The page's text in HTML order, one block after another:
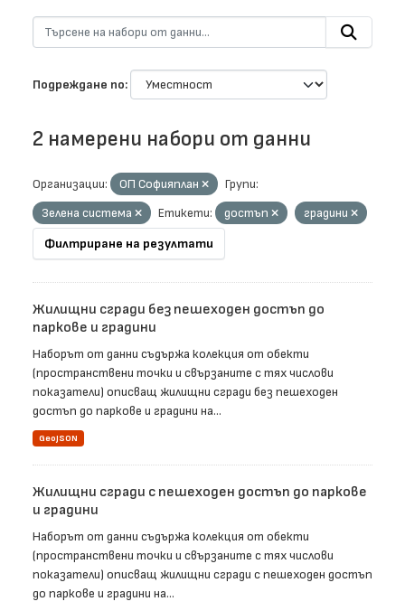
Подреждане по
2 намерени набори от данни
Организации: ОП Софияплан
Групи:
Зелена система
Етикети: достъп
градини
Филтриране на резултати
Жилищни сгради без пешеходен достъп до
паркове и градини
Наборът от данни съдържа колекция от обекти
(пространствени точки и свързаните с тях числови
показатели) описващ жилищни сгради без пешеходен
достъп до паркове и градини на...
GeoJSON
Жилищни сгради с пешеходен достъп до паркове
и градини
Наборът от данни съдържа колекция от обекти
(пространствени точки и свързаните с тях числови
показатели) описващ жилищни сгради с пешеходен достъп
до паркове и градини на...